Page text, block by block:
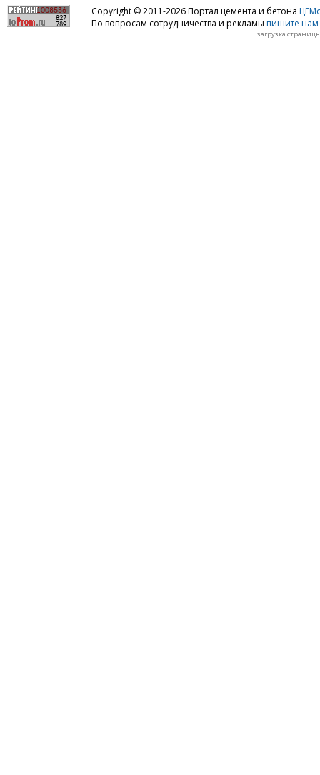
Copyright © 2011-2026 Портал цемента и бетона
По вопросам сотрудничества и рекламы пишите нам
загрузка